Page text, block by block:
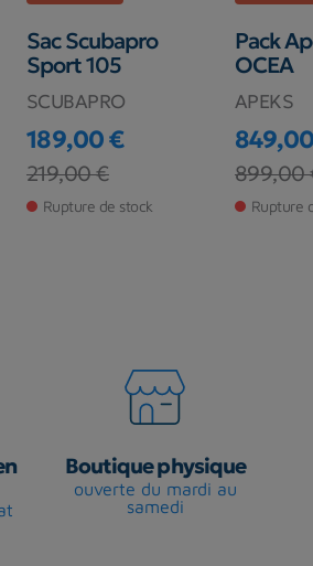
Sac Scubapro
Sport 105
SCUBAPRO
Prix
189,00 €
Prix de base
219,00 €
Rupture de stock
Pack
OCEA
APEKS
Prix
Prix de
899,00
Rupture
Boutique physique
ouverte du mardi au
samedi